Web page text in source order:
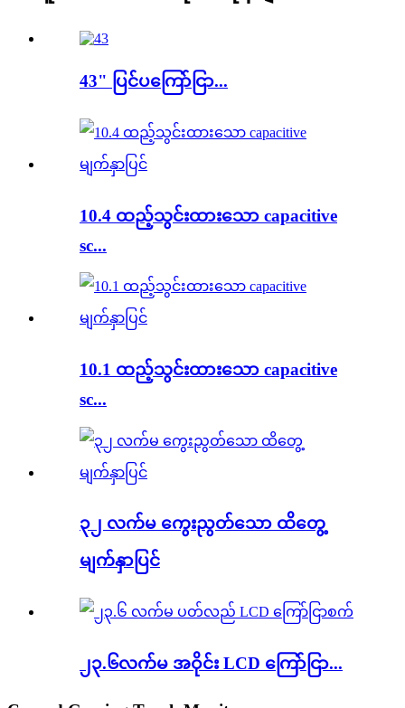
43" ပြင်ပကြော်ငြာ...
10.4 ထည့်သွင်းထားသော capacitive
sc...
10.1 ထည့်သွင်းထားသော capacitive
sc...
၃၂ လက်မ ကွေးညွတ်သော ထိတွေ့
မျက်နှာပြင်
၂၃.၆လက်မ အဝိုင်း LCD ကြော်ငြာ...